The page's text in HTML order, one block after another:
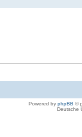
Powered by phpBB ©
Deutsche